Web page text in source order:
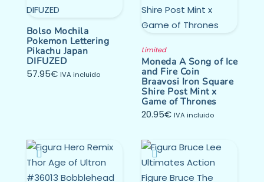
Bolso Mochila
Pokemon Lettering
Pikachu Japan
DIFUZED
57.95€ IVA incluido
Limited
Moneda A Song of Ice
and Fire Coin
Braavosi Iron Square
Shire Post Mint x
Game of Thrones
20.95€ IVA incluido